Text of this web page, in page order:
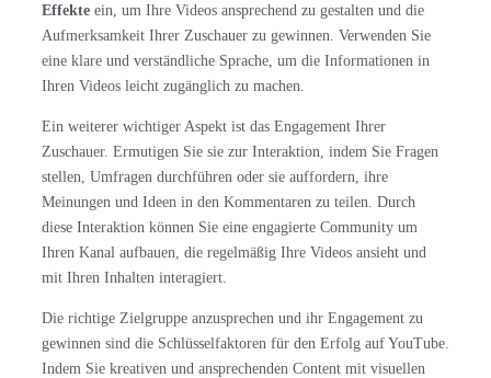
Effekte ein, um Ihre Videos ansprechend zu gestalten und die
Aufmerksamkeit Ihrer Zuschauer zu gewinnen. Verwenden Sie
eine klare und verständliche Sprache, um die Informationen in
Ihren Videos leicht zugänglich zu machen.
Ein weiterer wichtiger Aspekt ist das Engagement Ihrer
Zuschauer. Ermutigen Sie sie zur Interaktion, indem Sie Fragen
stellen, Umfragen durchführen oder sie auffordern, ihre
Meinungen und Ideen in den Kommentaren zu teilen. Durch
diese Interaktion können Sie eine engagierte Community um
Ihren Kanal aufbauen, die regelmäßig Ihre Videos ansieht und
mit Ihren Inhalten interagiert.
Die richtige Zielgruppe anzusprechen und ihr Engagement zu
gewinnen sind die Schlüsselfaktoren für den Erfolg auf YouTube.
Indem Sie kreativen und ansprechenden Content mit visuellen